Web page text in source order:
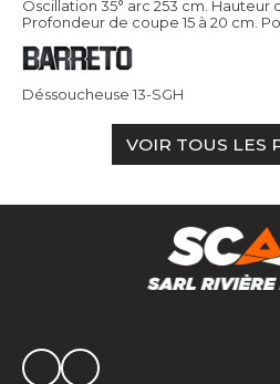
Oscillation 35° arc 253 cm. Hauteur
Profondeur de coupe 15 à 20 cm.
Déssoucheuse 13-SGH
VOIR TOUS LES